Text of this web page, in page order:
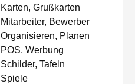
Karten, Grußkarten
Mitarbeiter, Bewerber
Organisieren, Planen
POS, Werbung
Schilder, Tafeln
Spiele